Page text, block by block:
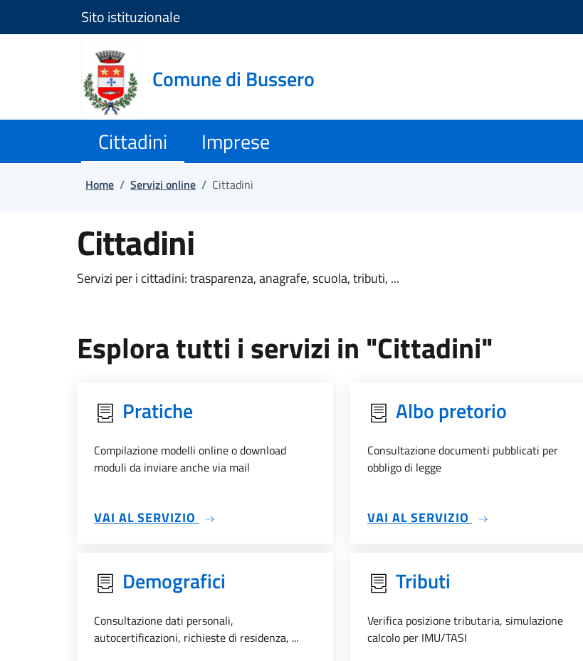
Salta e vai al contenuto
Salta e vai al footer
Sito istituzionale
Comune di Bussero
Cittadini Imprese
Home / Servizi online / Cittadini
Cittadini
Servizi per i cittadini: trasparenza, anagrafe, scuola, tributi, ...
Esplora tutti i servizi in "Cittadini"
Pratiche
Compilazione modelli online o download
moduli da inviare anche via mail
VAI AL SERVIZIO SU PRATICHE
Albo pretorio
Consultazione documenti pubblicati per
obbligo di legge
VAI AL SERVIZIO SU ALBO PRETORIO
Demografici
Consultazione dati personali,
autocertificazioni, richieste di residenza, ...
Tributi
Verifica posizione tributaria, simulazione
calcolo per IMU/TASI